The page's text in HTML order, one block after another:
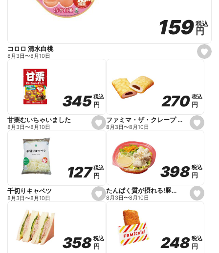
s
e
159
159税込
税込
円
円
コロロ 清水白桃
8月3日〜8月10日
s
e
o
r
i
e
345
345税込
税込
円
円
甘栗むいちゃいました
8月3日〜8月10日
s
e
o
r
i
e
270
270 税込
税込
円
円
ファミマ・ザ・クレープ 生チョコ
8月3日〜8月10日
s
e
o
r
i
127
127税込
税込
円
円
千切りキャベツ
8月3日〜8月10日
s
e
o
r
i
398
398 税込
税込
円
円
たんぱく質が摂れる!豚しゃぶのパスタサラダ
8月3日〜8月10日
358
358税込
税込
円
円
248
248 税込
税込
円
円